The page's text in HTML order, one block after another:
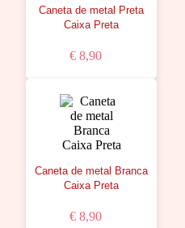
Caneta de metal Preta
Caixa Preta
€ 8,90
Caneta de metal Branca
Caixa Preta
€ 8,90